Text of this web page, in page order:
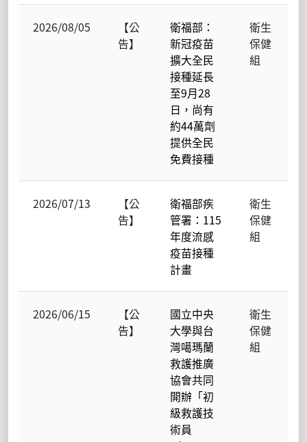
2026/08/05
【公
告】
衛福部：
新冠疫苗
擴大全民
接種延長
至9月28
日，尚有
約44萬劑
提供全民
免費接種
衛生
保健
組
2026/07/13
【公
告】
衛福部疾
管署：115
年度流感
疫苗接種
計畫
衛生
保健
組
2026/06/15
【公
告】
國立中央
大學與台
灣噶瑪蘭
救護推廣
協會共同
開辦「初
級救護技
術員
衛生
保健
組